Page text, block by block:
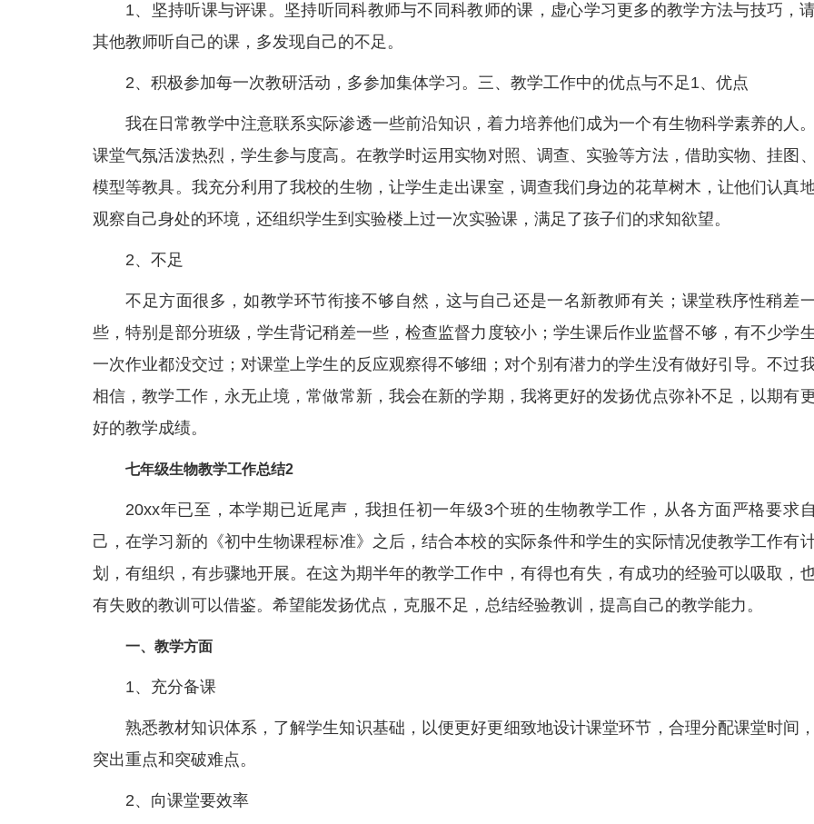
1、坚持听课与评课。坚持听同科教师与不同科教师的课，虚心学习更多的教学方法与技巧，
其他教师听自己的课，多发现自己的不足。
2、积极参加每一次教研活动，多参加集体学习。三、教学工作中的优点与不足1、优点
我在日常教学中注意联系实际渗透一些前沿知识，着力培养他们成为一个有生物科学素养的人。
课堂气氛活泼热烈，学生参与度高。在教学时运用实物对照、调查、实验等方法，借助实物、挂图、
模型等教具。我充分利用了我校的生物，让学生走出课室，调查我们身边的花草树木，让他们认真
观察自己身处的环境，还组织学生到实验楼上过一次实验课，满足了孩子们的求知欲望。
2、不足
不足方面很多，如教学环节衔接不够自然，这与自己还是一名新教师有关；课堂秩序性稍差
些，特别是部分班级，学生背记稍差一些，检查监督力度较小；学生课后作业监督不够，有不少学生
一次作业都没交过；对课堂上学生的反应观察得不够细；对个别有潜力的学生没有做好引导。不过
相信，教学工作，永无止境，常做常新，我会在新的学期，我将更好的发扬优点弥补不足，以期有
好的教学成绩。
七年级生物教学工作总结2
20xx年已至，本学期已近尾声，我担任初一年级3个班的生物教学工作，从各方面严格要求自
己，在学习新的《初中生物课程标准》之后，结合本校的实际条件和学生的实际情况使教学工作有
划，有组织，有步骤地开展。在这为期半年的教学工作中，有得也有失，有成功的经验可以吸取，
有失败的教训可以借鉴。希望能发扬优点，克服不足，总结经验教训，提高自己的教学能力。
一、教学方面
1、充分备课
熟悉教材知识体系，了解学生知识基础，以便更好更细致地设计课堂环节，合理分配课堂时间，
突出重点和突破难点。
2、向课堂要效率